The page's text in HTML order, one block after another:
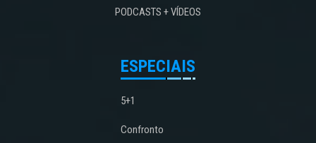
PODCASTS + VÍDEOS
ESPECIAIS
5+1
Confronto